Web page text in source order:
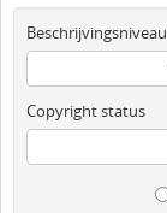
Beschrijvingsniveau
Copyright status